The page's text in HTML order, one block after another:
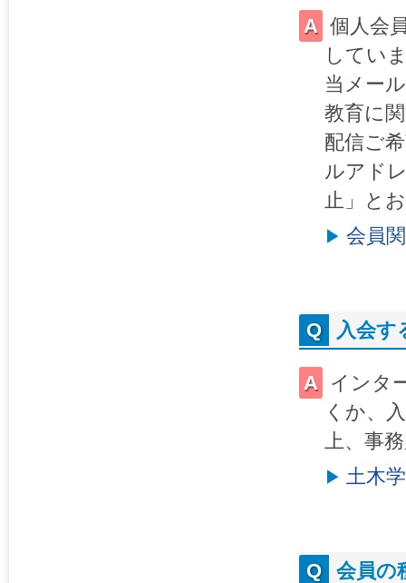
個人会
してい
当メー
教育に
配信ご
ルアド
止」と
会員
入会す
インタ
くか、
上、事
土木
会員の